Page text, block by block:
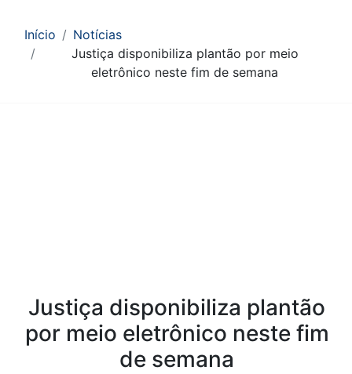
Início
Notícias
Justiça disponibiliza plantão por meio
eletrônico neste fim de semana
Justiça disponibiliza plantão
por meio eletrônico neste fim
de semana